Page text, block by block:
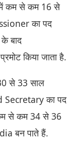
कम से कम 16 से
का पद
बाद
किया जाता है.
से 33 साल
Secretary का पद
कम से कम 34 से 36
बन पाते हैं.